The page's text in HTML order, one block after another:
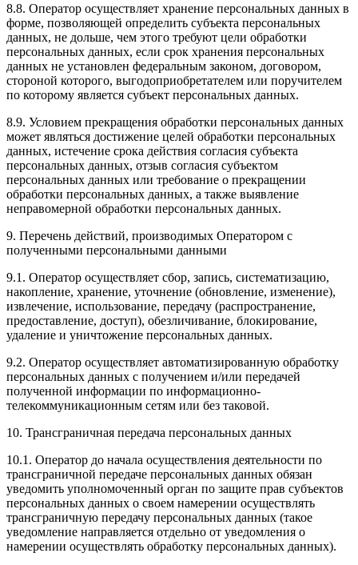
8.8. Оператор осуществляет хранение персональных данных в
форме, позволяющей определить субъекта персональных
данных, не дольше, чем этого требуют цели обработки
персональных данных, если срок хранения персональных
данных не установлен федеральным законом, договором,
стороной которого, выгодоприобретателем или поручителем
по которому является субъект персональных данных.
8.9. Условием прекращения обработки персональных данных
может являться достижение целей обработки персональных
данных, истечение срока действия согласия субъекта
персональных данных, отзыв согласия субъектом
персональных данных или требование о прекращении
обработки персональных данных, а также выявление
неправомерной обработки персональных данных.
9. Перечень действий, производимых Оператором с
полученными персональными данными
9.1. Оператор осуществляет сбор, запись, систематизацию,
накопление, хранение, уточнение (обновление, изменение),
извлечение, использование, передачу (распространение,
предоставление, доступ), обезличивание, блокирование,
удаление и уничтожение персональных данных.
9.2. Оператор осуществляет автоматизированную обработку
персональных данных с получением и/или передачей
полученной информации по информационно-
телекоммуникационным сетям или без таковой.
10. Трансграничная передача персональных данных
10.1. Оператор до начала осуществления деятельности по
трансграничной передаче персональных данных обязан
уведомить уполномоченный орган по защите прав субъектов
персональных данных о своем намерении осуществлять
трансграничную передачу персональных данных (такое
уведомление направляется отдельно от уведомления о
намерении осуществлять обработку персональных данных).